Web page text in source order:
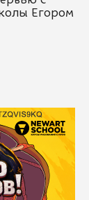
Егором